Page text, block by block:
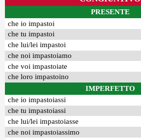
PRESENTE
che io impastoi
che tu impastoi
che lui/lei impastoi
che noi impastoiamo
che voi impastoiate
che loro impastoino
IMPERFETTO
che io impastoiassi
che tu impastoiassi
che lui/lei impastoiasse
che noi impastoiassimo